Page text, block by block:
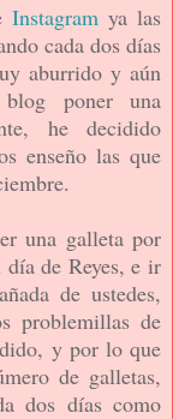
Instagramya las
cada dos días
aburrido y aún
poner una
he decidido
enseño las que
una galleta por
de Reyes, e ir
de ustedes,
problemillas de
y por lo que
de galletas,
dos días como